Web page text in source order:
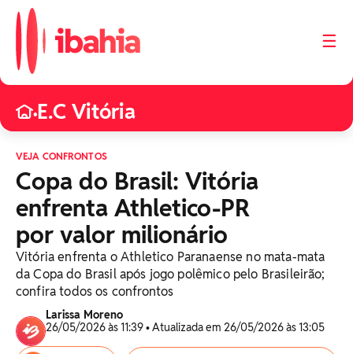
☰
•E.C Vitória
VEJA CONFRONTOS
Copa do Brasil: Vitória
enfrenta Athletico-PR
por valor milionário
Vitória enfrenta o Athletico Paranaense no mata-mata
da Copa do Brasil após jogo polêmico pelo Brasileirão;
confira todos os confrontos
Larissa Moreno
26/05/2026 às 11:39 • Atualizada em 26/05/2026 às 13:05